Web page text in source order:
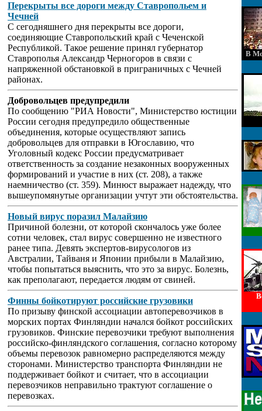
Перекрыты все дороги между Ставропольем и
Чечней
С сегодняшнего дня перекрыты все дороги,
соединяющие Ставропольский край с Чеченской
Республикой. Такое решение принял губернатор
Ставрополья Александр Черногоров в связи с
напряженной обстановкой в приграничных с Чечней
районах.
Добровольцев предупредили
По сообщению "РИА Новости", Министерство юстиции
России сегодня предупредило общественные
объединения, которые осуществляют запись
добровольцев для отправки в Югославию, что
Уголовный кодекс России предусматривает
ответственность за создание незаконных вооруженных
формирований и участие в них (ст. 208), а также
наемничество (ст. 359). Минюст выражает надежду, что
вышеупомянутые организации учтут эти обстоятельства.
Новый вирус поразил Малайзию
Причиной болезни, от которой скончалось уже более
сотни человек, стал вирус совершенно не известного
ранее типа. Девять экспертов-вирусологов из
Австралии, Тайваня и Японии прибыли в Малайзию,
чтобы попытаться выяснить, что это за вирус. Болезнь,
как преполагают, передается людям от свиней.
Финны бойкотируют российские грузовики
По призыву финской ассоциации автоперевозчиков в
морских портах Финляндии начался бойкот российских
грузовиков. Финские перевозчики требуют выполнения
российско-финляндского соглашения, согласно которому
объемы перевозок равномерно распределяются между
сторонами. Министерство транспорта Финляндии не
поддерживает бойкот и считает, что в ассоциации
перевозчиков неправильно трактуют соглашение о
перевозках.
В